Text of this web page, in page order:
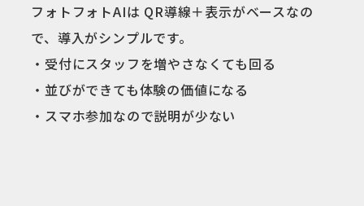
フォトフォトAIは QR導線＋表示がベースなの
で、導入がシンプルです。
・受付にスタッフを増やさなくても回る
・並びができても体験の価値になる
・スマホ参加なので説明が少ない